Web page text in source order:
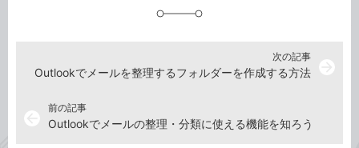
前の記事
Outlookでメールの整理・分類に使える機能を知ろう
次の記事
Outlookでメールを整理するフォルダーを作成する方法